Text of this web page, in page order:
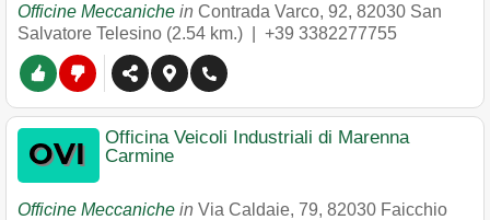
Officine Meccaniche in Contrada Varco, 92, 82030 San
Salvatore Telesino (2.54 km.) | +39 3382277755
Officina Veicoli Industriali di Marenna
Carmine
Officine Meccaniche in Via Caldaie, 79, 82030 Faicchio